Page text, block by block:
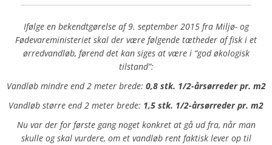
Ifølge en bekendtgørelse af 9. september 2015 fra Miljø- og
Fødevareministeriet skal der være følgende tætheder af fisk i et
ørredvandløb, førend det kan siges at være i “god økologisk
tilstand”:
Vandløb mindre end 2 meter brede: 0,8 stk. 1/2-årsørreder pr. m2
Vandløb større end 2 meter brede: 1,5 stk. 1/2-årsørreder pr. m2
Nu var der for første gang noget konkret at gå ud fra, når man
skulle og skal vurdere, om et vandløb rent faktisk lever op til